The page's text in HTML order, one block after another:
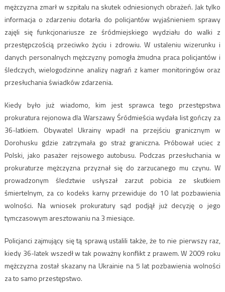
mężczyzna zmarł w szpitalu na skutek odniesionych obrażeń. Jak tylko
informacja o zdarzeniu dotarła do policjantów wyjaśnieniem sprawy
zajęli się funkcjonariusze ze śródmiejskiego wydziału do walki z
przestępczością przeciwko życiu i zdrowiu. W ustaleniu wizerunku i
danych personalnych mężczyzny pomogła żmudna praca policjantów i
śledczych, wielogodzinne analizy nagrań z kamer monitoringów oraz
przesłuchania świadków zdarzenia.
Kiedy było już wiadomo, kim jest sprawca tego przestępstwa
prokuratura rejonowa dla Warszawy Śródmieścia wydała list gończy za
36-latkiem. Obywatel Ukrainy wpadł na przejściu granicznym w
Dorohusku gdzie zatrzymała go straż graniczna. Próbował uciec z
Polski, jako pasażer rejsowego autobusu. Podczas przesłuchania w
prokuraturze mężczyzna przyznał się do zarzucanego mu czynu. W
prowadzonym śledztwie usłyszał zarzut pobicia ze skutkiem
śmiertelnym, za co kodeks karny przewiduje do 10 lat pozbawienia
wolności. Na wniosek prokuratury sąd podjął już decyzję o jego
tymczasowym aresztowaniu na 3 miesiące.
Policjanci zajmujący się tą sprawą ustalili także, że to nie pierwszy raz,
kiedy 36-latek wszedł w tak poważny konflikt z prawem. W 2009 roku
mężczyzna został skazany na Ukrainie na 5 lat pozbawienia wolności
za to samo przestępstwo.